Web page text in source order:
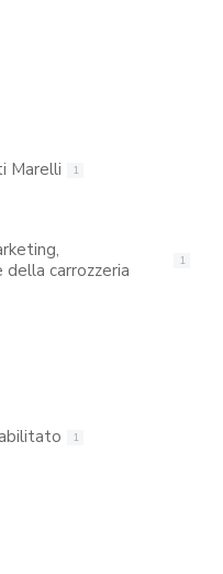
Marelli 1
carrozzeria
1
1